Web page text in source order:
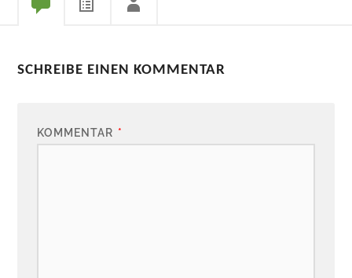
SCHREIBE EINEN KOMMENTAR
KOMMENTAR *